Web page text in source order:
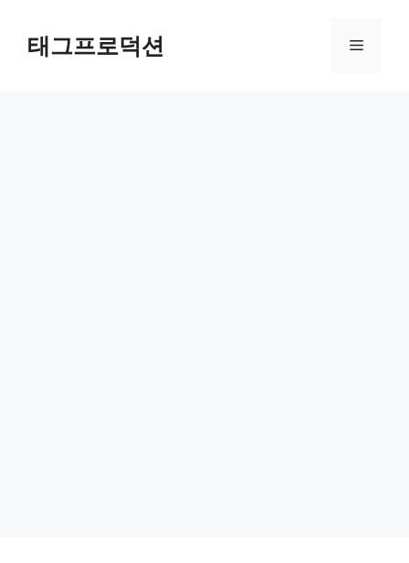
content태그프로덕션 Menu